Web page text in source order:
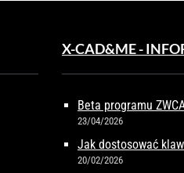
X-CAD&ME -
Beta programu
23/04/2026
Jak dostosować
20/02/2026